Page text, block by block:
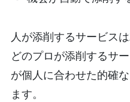
人が添削するサービス
どのプロが添削するサ
が個人に合わせた的確
ます。